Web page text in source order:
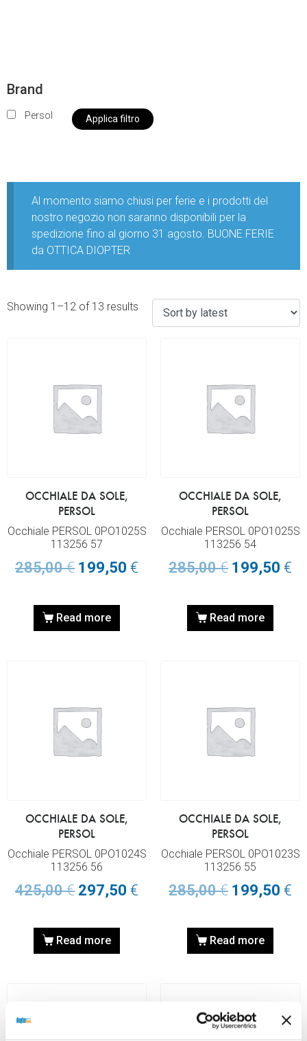
Brand
Persol Applica filtro
Al momento siamo chiusi per ferie e i prodotti del
nostro negozio non saranno disponibili per la
spedizione fino al giorno 31 agosto. BUONE FERIE
da OTTICA DIOPTER
Showing 1–12 of 13 results
OCCHIALE DA SOLE,
PERSOL
Occhiale PERSOL 0PO1025S
113256 57
285,00€ 199,50 €
Read more
OCCHIALE DA SOLE,
PERSOL
Occhiale PERSOL 0PO1025S
113256 54
285,00€ 199,50 €
Read more
OCCHIALE DA SOLE,
PERSOL
Occhiale PERSOL 0PO1024S
113256 56
425,00€ 297,50 €
Read more
OCCHIALE DA SOLE,
PERSOL
Occhiale PERSOL 0PO1023S
113256 55
285,00€ 199,50 €
Read more